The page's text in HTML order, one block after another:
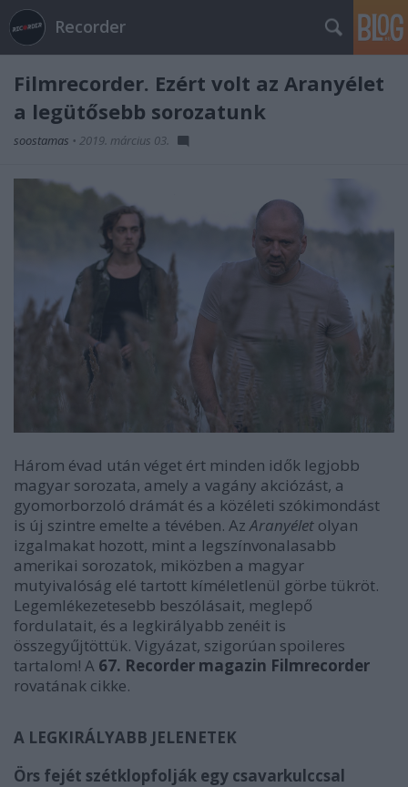
Recorder
Filmrecorder. Ezért volt az Aranyélet
a legütősebb sorozatunk
soostamas • 2019. március 03.
Három évad után véget ért minden idők legjobb
magyar sorozata, amely a vagány akciózást, a
gyomorborzoló drámát és a közéleti szókimondást
is új szintre emelte a tévében. AzAranyélet olyan
izgalmakat hozott, mint a legszínvonalasabb
amerikai sorozatok, miközben a magyar
mutyivalóság elé tartott kíméletlenül görbe tükröt.
Legemlékezetesebb beszólásait, meglepő
fordulatait, és a legkirályabb zenéit is
összegyűjtöttük. Vigyázat, szigorúan spoileres
tartalom! A 67. Recorder magazin Filmrecorder
rovatának cikke.
A LEGKIRÁLYABB JELENETEK
Örs fejét szétklopfolják egy csavarkulccsal